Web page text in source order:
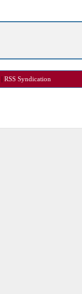
|RSS Syndication